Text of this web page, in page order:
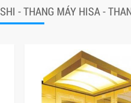
- THANG MÁY HISA -